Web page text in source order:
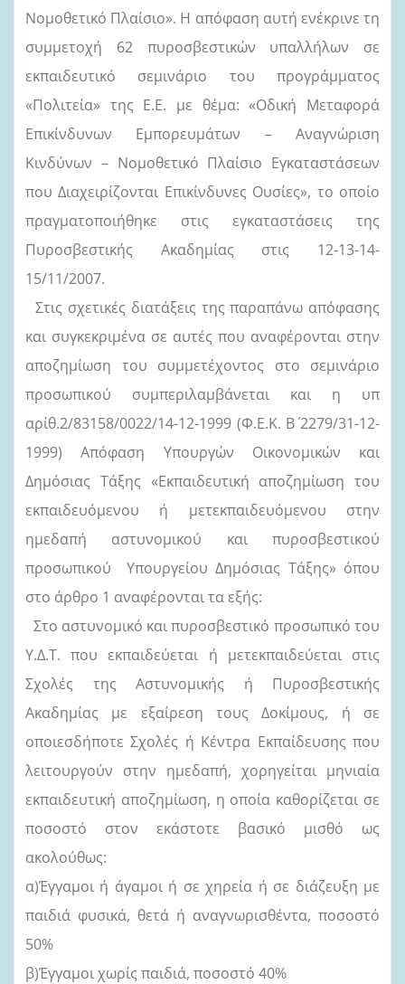
Νομοθετικό Πλαίσιο». Η απόφαση αυτή ενέκρινε τη
συμμετοχή 62 πυροσβεστικών υπαλλήλων σε
εκπαιδευτικό σεμινάριο του προγράμματος
«Πολιτεία» της Ε.Ε. με θέμα: «Οδική Μεταφορά
Επικίνδυνων Εμπορευμάτων – Αναγνώριση
Κινδύνων – Νομοθετικό Πλαίσιο Εγκαταστάσεων
που Διαχειρίζονται Επικίνδυνες Ουσίες», το οποίο
πραγματοποιήθηκε στις εγκαταστάσεις της
Πυροσβεστικής Ακαδημίας στις 12-13-14-
15/11/2007.
Στις σχετικές διατάξεις της παραπάνω απόφασης
και συγκεκριμένα σε αυτές που αναφέρονται στην
αποζημίωση του συμμετέχοντος στο σεμινάριο
προσωπικού συμπεριλαμβάνεται και η υπ
αρίθ.2/83158/0022/14-12-1999 (Φ.Ε.Κ. Β΄ 2279/31-12-
1999) Απόφαση Υπουργών Οικονομικών και
Δημόσιας Τάξης «Εκπαιδευτική αποζημίωση του
εκπαιδευόμενου ή μετεκπαιδευόμενου στην
ημεδαπή αστυνομικού και πυροσβεστικού
προσωπικού Υπουργείου Δημόσιας Τάξης» όπου
στο άρθρο 1 αναφέρονται τα εξής:
Στο αστυνομικό και πυροσβεστικό προσωπικό του
Υ.Δ.Τ. που εκπαιδεύεται ή μετεκπαιδεύεται στις
Σχολές της Αστυνομικής ή Πυροσβεστικής
Ακαδημίας με εξαίρεση τους Δοκίμους, ή σε
οποιεσδήποτε Σχολές ή Κέντρα Εκπαίδευσης που
λειτουργούν στην ημεδαπή, χορηγείται μηνιαία
εκπαιδευτική αποζημίωση, η οποία καθορίζεται σε
ποσοστό στον εκάστοτε βασικό μισθό ως
ακολούθως:
α)Έγγαμοι ή άγαμοι ή σε χηρεία ή σε διάζευξη με
παιδιά φυσικά, θετά ή αναγνωρισθέντα, ποσοστό
50%
β)Έγγαμοι χωρίς παιδιά, ποσοστό 40%